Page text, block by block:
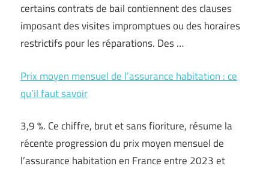
certains contrats de bail contiennent des clauses
imposant des visites impromptues ou des horaires
restrictifs pour les réparations. Des …
Prix moyen mensuel de l’assurance habitation : ce
qu’il faut savoir
3,9 %. Ce chiffre, brut et sans fioriture, résume la
récente progression du prix moyen mensuel de
l’assurance habitation en France entre 2023 et